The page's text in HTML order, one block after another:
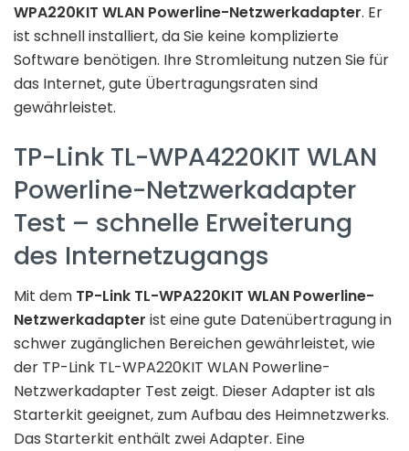
WPA220KIT WLAN Powerline-Netzwerkadapter. Er
ist schnell installiert, da Sie keine komplizierte
Software benötigen. Ihre Stromleitung nutzen Sie für
das Internet, gute Übertragungsraten sind
gewährleistet.
TP-Link TL-WPA4220KIT WLAN
Powerline-Netzwerkadapter
Test – schnelle Erweiterung
des Internetzugangs
Mit dem TP-Link TL-WPA220KIT WLAN Powerline-
Netzwerkadapter ist eine gute Datenübertragung in
schwer zugänglichen Bereichen gewährleistet, wie
der TP-Link TL-WPA220KIT WLAN Powerline-
Netzwerkadapter Test zeigt. Dieser Adapter ist als
Starterkit geeignet, zum Aufbau des Heimnetzwerks.
Das Starterkit enthält zwei Adapter. Eine